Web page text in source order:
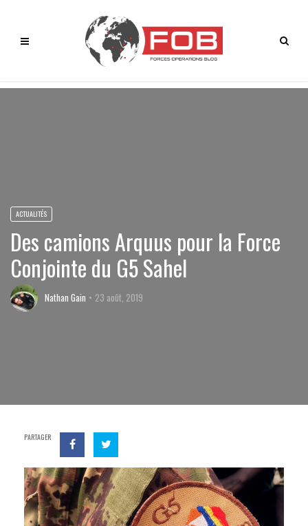
ACTUALITÉS
Des camions Arquus pour la Force
Conjointe du G5 Sahel
Nathan Gain 23 août, 2019
PARTAGER